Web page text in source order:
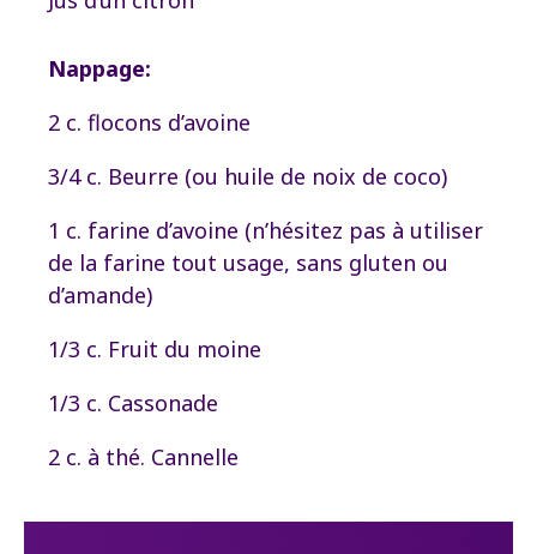
Nappage:
2 c. flocons d’avoine
3/4 c. Beurre (ou huile de noix de coco)
1 c. farine d’avoine (n’hésitez pas à utiliser
de la farine tout usage, sans gluten ou
d’amande)
1/3 c. Fruit du moine
1/3 c. Cassonade
2 c. à thé. Cannelle